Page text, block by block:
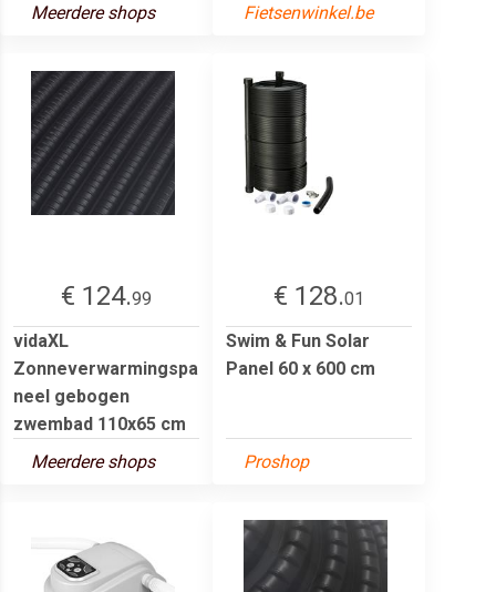
Meerdere shops
Fietsenwinkel.be
€ 124.99
vidaXL
Zonneverwarmingspa
neel gebogen
zwembad 110x65 cm
Meerdere shops
€ 128.01
Swim & Fun Solar
Panel 60 x 600 cm
Proshop